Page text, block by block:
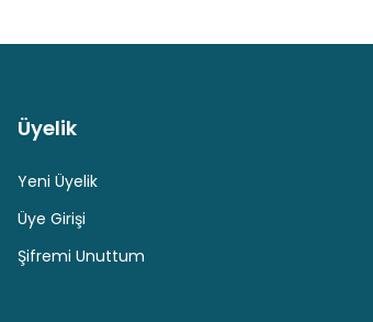
Üyelik
Yeni Üyelik
Üye Girişi
Şifremi Unuttum